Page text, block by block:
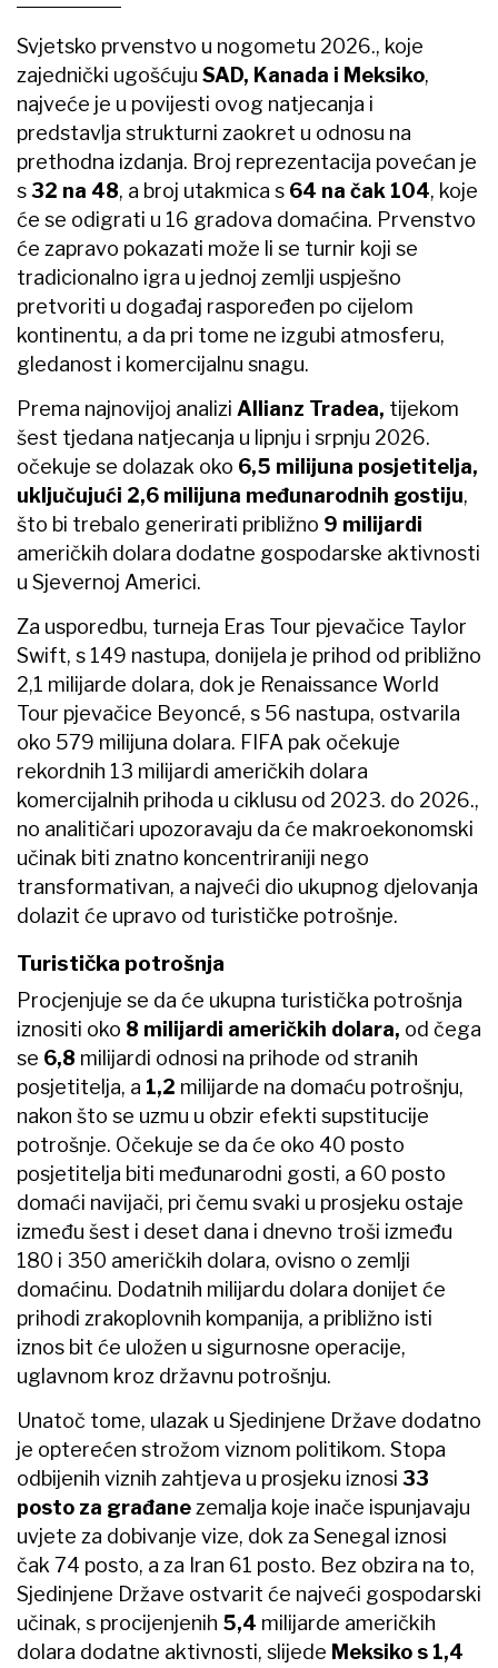
Svjetsko prvenstvo u nogometu 2026., koje
zajednički ugošćuju SAD, Kanada i Meksiko,
najveće je u povijesti ovog natjecanja i
predstavlja strukturni zaokret u odnosu na
prethodna izdanja. Broj reprezentacija povećan je
s32 na 48, a broj utakmica s 64 na čak 104, koje
će se odigrati u 16 gradova domaćina. Prvenstvo
će zapravo pokazati može li se turnir koji se
tradicionalno igra u jednoj zemlji uspješno
pretvoriti u događaj raspoređen po cijelom
kontinentu, a da pri tome ne izgubi atmosferu,
gledanost i komercijalnu snagu.
Prema najnovijoj analizi Allianz Tradea, tijekom
šest tjedana natjecanja u lipnju i srpnju 2026.
očekuje se dolazak oko 6,5 milijuna posjetitelja,
uključujući 2,6 milijuna međunarodnih gostiju,
što bi trebalo generirati približno 9 milijardi
američkih dolara dodatne gospodarske aktivnosti
u Sjevernoj Americi.
Za usporedbu, turneja Eras Tour pjevačice Taylor
Swift, s 149 nastupa, donijela je prihod od približno
2,1 milijarde dolara, dok je Renaissance World
Tour pjevačice Beyoncé, s 56 nastupa, ostvarila
oko 579 milijuna dolara. FIFA pak očekuje
rekordnih 13 milijardi američkih dolara
komercijalnih prihoda u ciklusu od 2023. do 2026.,
no analitičari upozoravaju da će makroekonomski
učinak biti znatno koncentriraniji nego
transformativan, a najveći dio ukupnog djelovanja
dolazit će upravo od turističke potrošnje.
Turistička potrošnja
Procjenjuje se da će ukupna turistička potrošnja
iznositi oko 8 milijardi američkih dolara, od čega
se 6,8 milijardi odnosi na prihode od stranih
posjetitelja, a 1,2 milijarde na domaću potrošnju,
nakon što se uzmu u obzir efekti supstitucije
potrošnje. Očekuje se da će oko 40 posto
posjetitelja biti međunarodni gosti, a 60 posto
domaći navijači, pri čemu svaki u prosjeku ostaje
između šest i deset dana i dnevno troši između
180 i 350 američkih dolara, ovisno o zemlji
domaćinu. Dodatnih milijardu dolara donijet će
prihodi zrakoplovnih kompanija, a približno isti
iznos bit će uložen u sigurnosne operacije,
uglavnom kroz državnu potrošnju.
Unatoč tome, ulazak u Sjedinjene Države dodatno
je opterećen strožom viznom politikom. Stopa
odbijenih viznih zahtjeva u prosjeku iznosi 33
posto za građanezemalja koje inače ispunjavaju
uvjete za dobivanje vize, dok za Senegal iznosi
čak 74 posto, a za Iran 61 posto. Bez obzira na to,
Sjedinjene Države ostvarit će najveći gospodarski
učinak, s procijenjenih 5,4 milijarde američkih
dolara dodatne aktivnosti, slijede Meksiko s 1,4